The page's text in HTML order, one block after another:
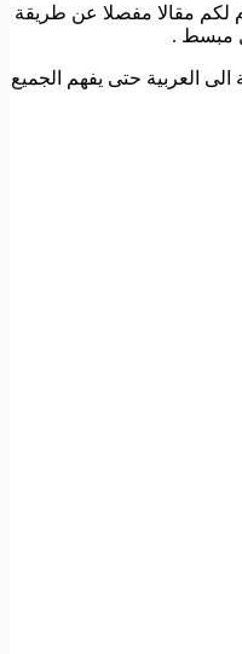
لكم مقالا مفصلا عن طريقة
العربية حتى يفهم الجميع